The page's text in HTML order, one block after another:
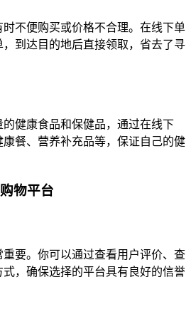
不便购买或价格不合理。在线下单
到达目的地后直接领取，省去了寻
健康食品和保健品，通过在线下
餐、营养补充品等，保证自己的健
物平台
要。你可以通过查看用户评价、查
，确保选择的平台具有良好的信誉